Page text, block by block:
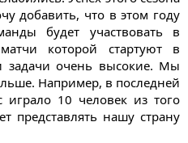
добавить, что в этом году
будет участвовать в
которой стартуют в
задачи очень высокие. Мы
Например, в последней
10 человек из того
представлять нашу страну